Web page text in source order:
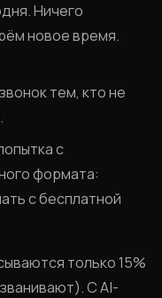
Ничего
новое время.
тем, кто не
с
формата:
с бесплатной
только 15%
С AI-